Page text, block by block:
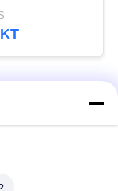
Ziel
Alle